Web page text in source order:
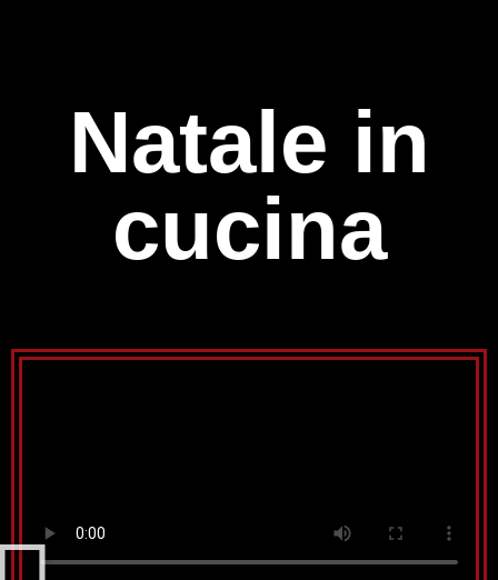
Natale in
cucina